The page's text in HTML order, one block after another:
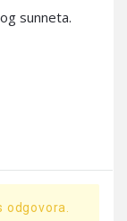
sunneta.